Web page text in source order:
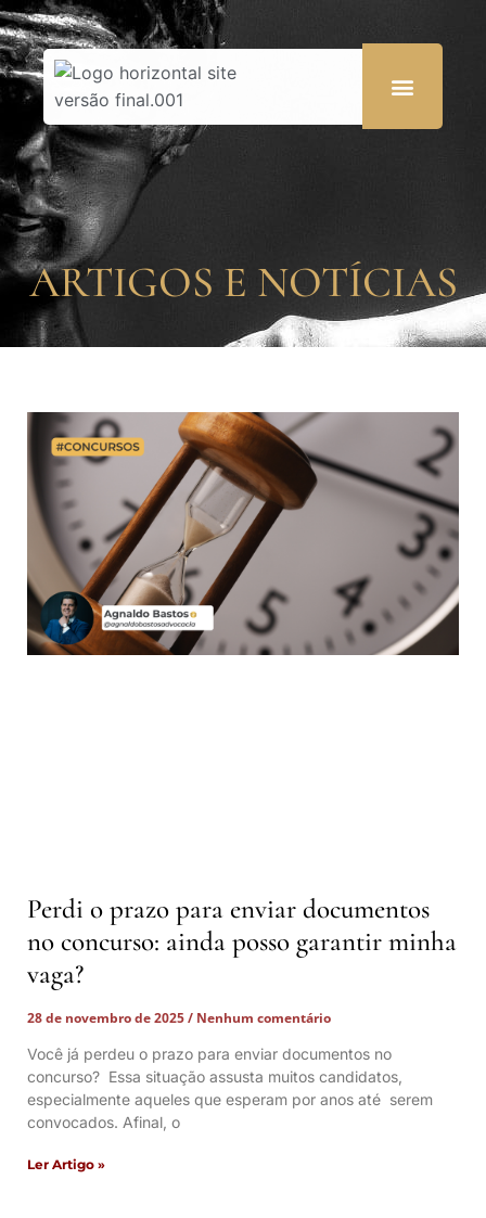
ARTIGOS E NOTÍCIAS
Perdi o prazo para enviar documentos
no concurso: ainda posso garantir minha
vaga?
28 de novembro de 2025
Nenhum comentário
Você já perdeu o prazo para enviar documentos no
concurso? Essa situação assusta muitos candidatos,
especialmente aqueles que esperam por anos até serem
convocados. Afinal, o
Ler Artigo »